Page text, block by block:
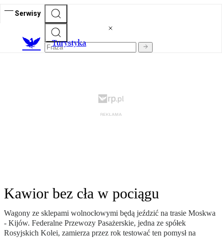
Serwisy
Turystyka
Kawior bez cła w pociągu
Wagony ze sklepami wolnocłowymi będą jeździć na trasie Moskwa
- Kijów. Federalne Przewozy Pasażerskie, jedna ze spółek
Rosyjskich Kolei, zamierza przez rok testować ten pomysł na